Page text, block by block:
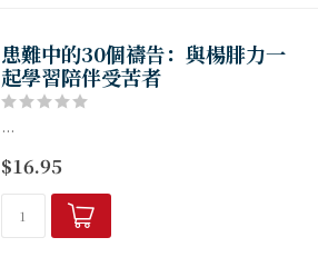
患難中的30個禱告：與楊腓力一
起學習陪伴受苦者
...
$16.95